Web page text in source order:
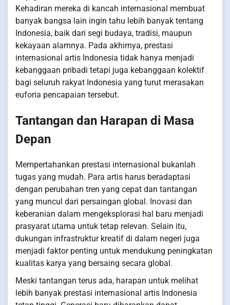
Kehadiran mereka di kancah internasional membuat
banyak bangsa lain ingin tahu lebih banyak tentang
Indonesia, baik dari segi budaya, tradisi, maupun
kekayaan alamnya. Pada akhirnya, prestasi
internasional artis Indonesia tidak hanya menjadi
kebanggaan pribadi tetapi juga kebanggaan kolektif
bagi seluruh rakyat Indonesia yang turut merasakan
euforia pencapaian tersebut.
Tantangan dan Harapan di Masa
Depan
Mempertahankan prestasi internasional bukanlah
tugas yang mudah. Para artis harus beradaptasi
dengan perubahan tren yang cepat dan tantangan
yang muncul dari persaingan global. Inovasi dan
keberanian dalam mengeksplorasi hal baru menjadi
prasyarat utama untuk tetap relevan. Selain itu,
dukungan infrastruktur kreatif di dalam negeri juga
menjadi faktor penting untuk mendukung peningkatan
kualitas karya yang bersaing secara global.
Meski tantangan terus ada, harapan untuk melihat
lebih banyak prestasi internasional artis Indonesia